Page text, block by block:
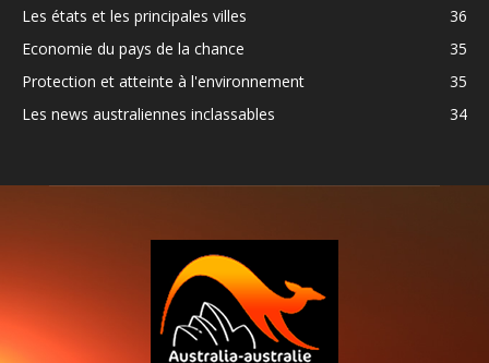
Les états et les principales villes
36
Economie du pays de la chance
35
Protection et atteinte à l'environnement
35
Les news australiennes inclassables
34